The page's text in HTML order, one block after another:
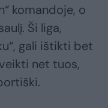
komandoje, o
Ši liga,
gali ištikti bet
net tuos,